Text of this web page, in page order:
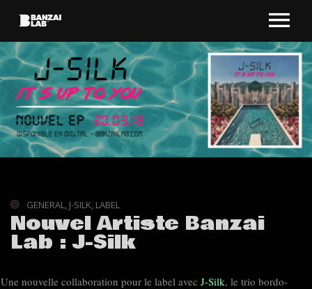
GENERAL, J-SILK, LABEL
Nouvel Artiste Banzai
Lab : J-Silk
Une nouvelle collaboration pour le label avec J-Silk, le trio bordo-